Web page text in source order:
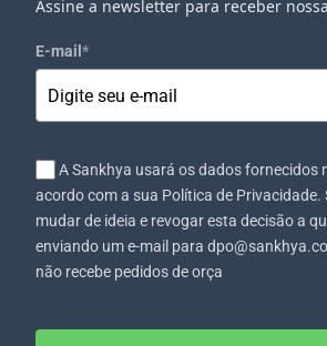
Assine a newsletter para receber
E-mail *
A Sankhya usará os dados fornecidos
acordo com a sua Política de Privacidade.
mudar de ideia e revogar esta decisão a
enviando um e-mail para
não recebe pedidos de orça